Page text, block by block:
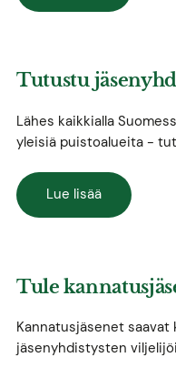
Tutustu
Lähes kaikkialla
yleisiä puistoalueita -
Lue lisää
Tule
Kannatusjäsenet
jäsenyhdistysten